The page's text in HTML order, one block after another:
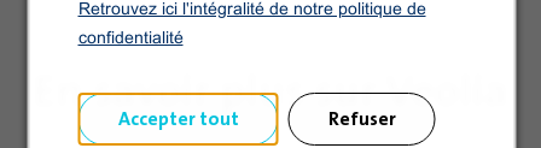
Retrouvez ici l'intégralité de notre politique de
confidentialité
Accepter tout Refuser
En savoir plus sur Veolia